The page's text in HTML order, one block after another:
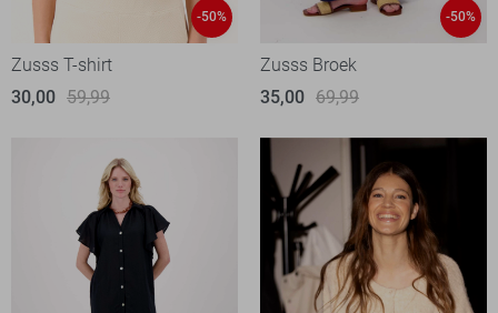
-50%
Zusss T-shirt
30,00 59,99
-50%
Zusss Broek
35,00 69,99